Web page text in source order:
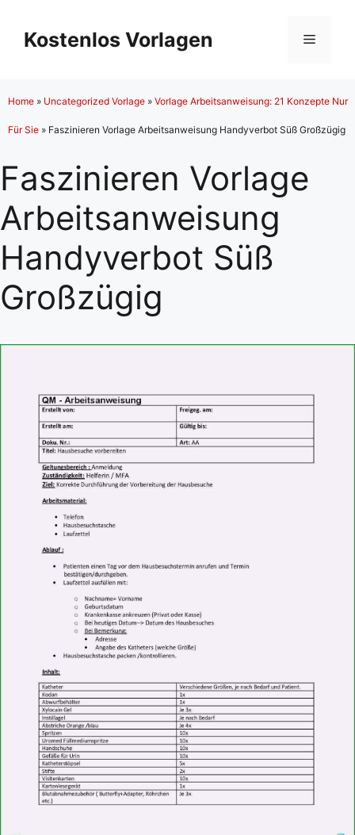
Inhalt
springen
Kostenlos Vorlagen Menü
Home » Uncategorized Vorlage » Vorlage Arbeitsanweisung: 21 Konzepte Nur
Für Sie » Faszinieren Vorlage Arbeitsanweisung Handyverbot Süß Großzügig
Faszinieren Vorlage
Arbeitsanweisung
Handyverbot Süß
Großzügig